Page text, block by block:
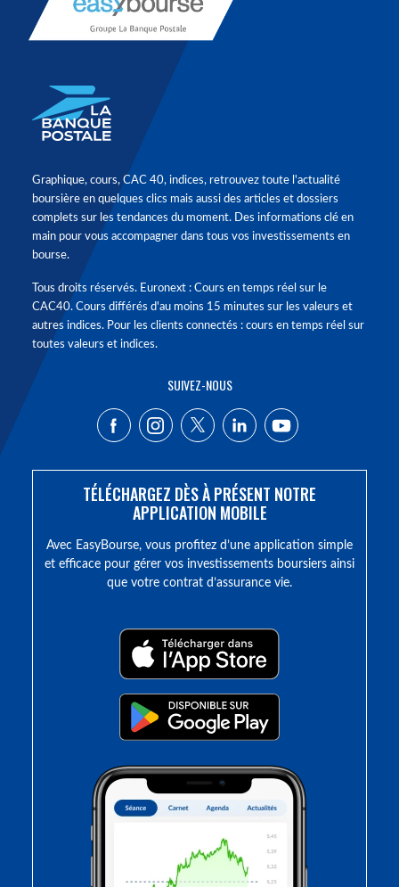
Graphique, cours, CAC 40, indices, retrouvez toute l'actualité
boursière en quelques clics mais aussi des articles et dossiers
complets sur les tendances du moment. Des informations clé en
main pour vous accompagner dans tous vos investissements en
bourse.
Tous droits réservés. Euronext : Cours en temps réel sur le
CAC40. Cours différés d'au moins 15 minutes sur les valeurs et
autres indices. Pour les clients connectés : cours en temps réel sur
toutes valeurs et indices.
SUIVEZ-NOUS
TÉLÉCHARGEZ DÈS À PRÉSENT NOTRE
APPLICATION MOBILE
Avec EasyBourse, vous profitez d’une application simple
et efficace pour gérer vos investissements boursiers ainsi
que votre contrat d’assurance vie.